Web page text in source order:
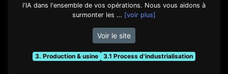
l'IA dans l'ensemble de vos opérations. Nous vous aidons à
surmonter les … [voir plus]
Voir le site
3. Production & usine 3.1 Process d'industrialisation